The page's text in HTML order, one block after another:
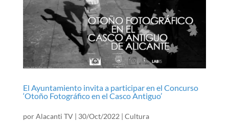
El Ayuntamiento invita a participar en el Concurso
‘Otoño Fotográfico en el Casco Antiguo’
porAlacanti TV| 30/Oct/2022 | Cultura